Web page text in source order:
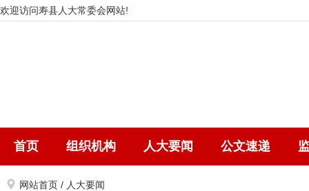
欢迎访问寿县人大常委会网站!
首页 组织机构 人大要闻 公文速递
网站首页 / 人大要闻